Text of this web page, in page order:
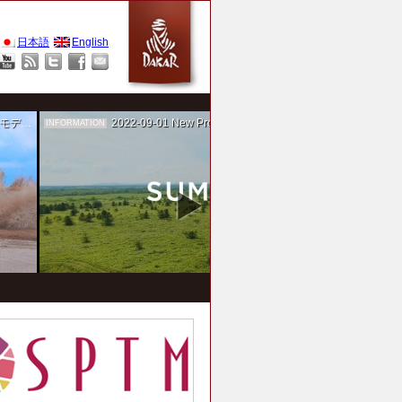
日本語 English
担当 INFORMATION 2022-09-01 New Project！ 未来SUMIKA実験箱